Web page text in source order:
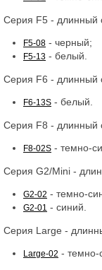
Серия F5 - длинный
F5-08 - черный;
F5-13 - белый.
Серия F6 - длинный
F6-13S - белый.
Серия F8 - длинный
F8-02S - темно-
Серия G2/Mini -
G2-02 - темно-
G2-01 - синий.
Серия Large -
Large-02 - темно-